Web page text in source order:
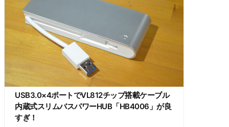
USB3.0×4ポートでVL812チップ搭載ケーブル
内蔵式スリムバスパワーHUB「HB4006」が良
すぎ！